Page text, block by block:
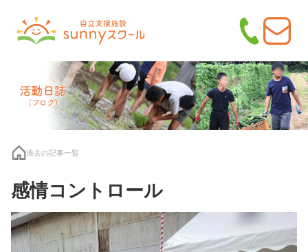
過去の記事一覧
感情コントロール